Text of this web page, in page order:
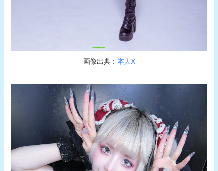
画像出典： 本人X